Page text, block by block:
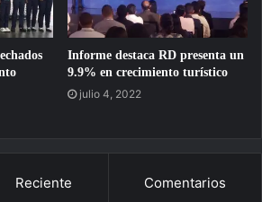
Informe destaca RD presenta un
9.9% en crecimiento turístico
julio 4, 2022
Reciente Comentarios